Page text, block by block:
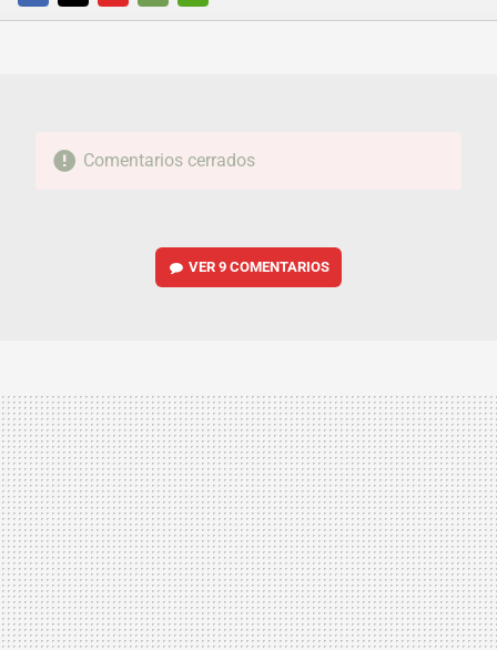
FACEBOOKTWITTERFLIPBOARD
E-
WHATSAPP
Comentarios cerrados
VER9 COMENTARIOS